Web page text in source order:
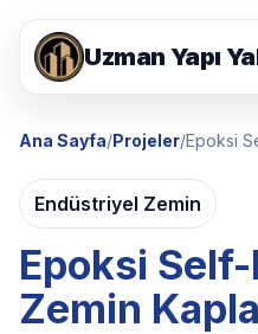
Uzman Yapı
Ana Sayfa/Projeler/Epoksi
Endüstriyel Zemin
Epoksi
Zemin